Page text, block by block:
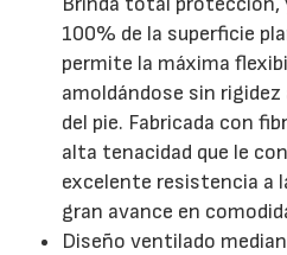
100% de la superficie
permite la máxima
amoldándose sin
del pie. Fabricada con
alta tenacidad que le
excelente resistencia a
gran avance en
Diseño ventilado